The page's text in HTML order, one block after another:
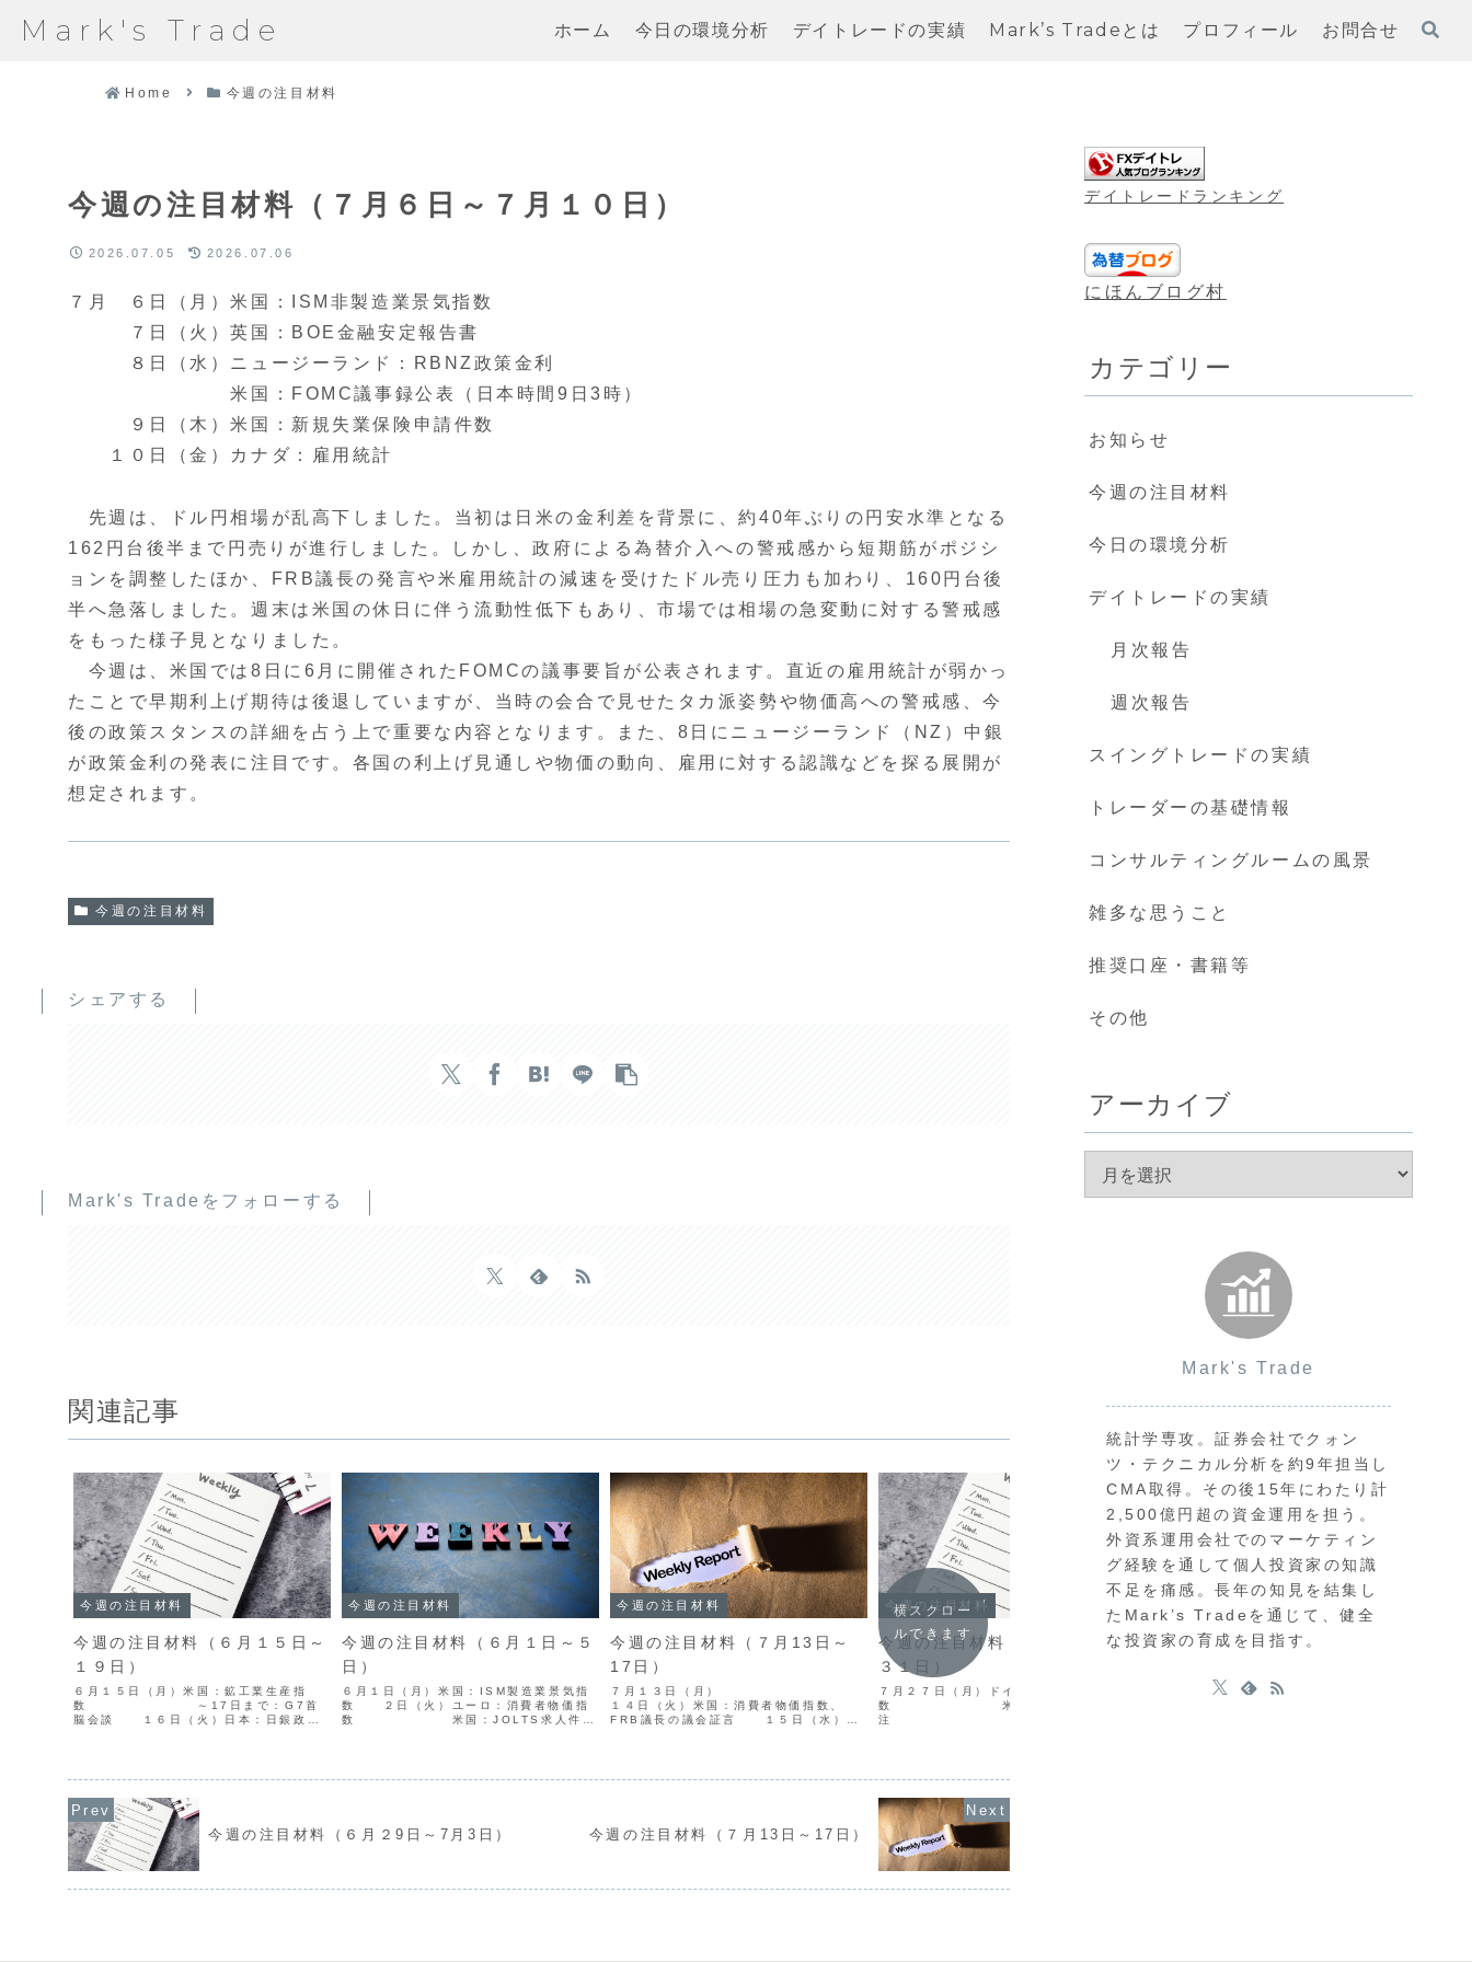
Mark's Trade ホーム 今日の環境分析 デイトレードの実績 Mark’s Tradeとは プロフィール お問合せ
Home 今週の注目材料
今週の注目材料（７月６日～７月１０日）
2026.07.05 2026.07.06
７月 ６日（月）米国：ISM非製造業景気指数
７日（火）英国：BOE金融安定報告書
８日（水）ニュージーランド：RBNZ政策金利
米国：FOMC議事録公表（日本時間9日3時）
９日（木）米国：新規失業保険申請件数
１０日（金）カナダ：雇用統計
先週は、ドル円相場が乱高下しました。当初は日米の金利差を背景に、約40年ぶりの円安水準となる
162円台後半まで円売りが進行しました。しかし、政府による為替介入への警戒感から短期筋がポジシ
ョンを調整したほか、FRB議長の発言や米雇用統計の減速を受けたドル売り圧力も加わり、160円台後
半へ急落しました。週末は米国の休日に伴う流動性低下もあり、市場では相場の急変動に対する警戒感
をもった様子見となりました。
今週は、米国では8日に6月に開催されたFOMCの議事要旨が公表されます。直近の雇用統計が弱かっ
たことで早期利上げ期待は後退していますが、当時の会合で見せたタカ派姿勢や物価高への警戒感、今
後の政策スタンスの詳細を占う上で重要な内容となります。また、8日にニュージーランド（NZ）中銀
が政策金利の発表に注目です。各国の利上げ見通しや物価の動向、雇用に対する認識などを探る展開が
想定されます。
今週の注目材料
シェアする
Mark's Tradeをフォローする
関連記事
今週の注目材料
今週の注目材料（６月１５日～
１９日）
６月１５日（月）米国：鉱工業生産指
数 ～17日まで：G7首
脳会談 １６日（火）日本：日銀政策
今週の注目材料
今週の注目材料（６月１日～５
日）
６月１日（月）米国：ISM製造業景気指
数 ２日（火）ユーロ：消費者物価指
数 米国：JOLTS求人件
今週の注目材料
今週の注目材料（７月13日～
17日）
７月１３日（月）
１４日（火）米国：消費者物価指数、
FRB議長の議会証言 １５日（水）中
今週の注目材料
今週の注目材料（７月２７日～
３１日）
７月２７日（月）ドイツ：Ifo景況感指
数 米国：耐久財受
注 ２８日（火）米
今週の注目材料（６月8日～12
６月 ８日（月）日本：実質GDP改定
横スクロー
ルできます
今週の注目材料（６月２9日～7月3日） 今週の注目材料（７月13日～17日）
デイトレードランキング
にほんブログ村
カテゴリー
お知らせ
今週の注目材料
今日の環境分析
デイトレードの実績
月次報告
週次報告
スイングトレードの実績
トレーダーの基礎情報
コンサルティングルームの風景
雑多な思うこと
推奨口座・書籍等
その他
アーカイブ
Mark's Trade
統計学専攻。証券会社でクォン
ツ・テクニカル分析を約9年担当し
CMA取得。その後15年にわたり計
2,500億円超の資金運用を担う。
外資系運用会社でのマーケティン
グ経験を通して個人投資家の知識
不足を痛感。長年の知見を結集し
たMark’s Tradeを通じて、健全
な投資家の育成を目指す。